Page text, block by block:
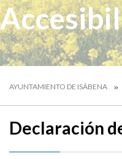
AYUNTAMIENTO DE ISÁBENA
Declaración